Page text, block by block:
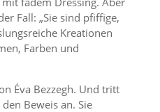
Fall: „Sie sind pfiffige,
Kreationen
Farben und
Éva Bezzegh. Und tritt
Beweis an. Sie